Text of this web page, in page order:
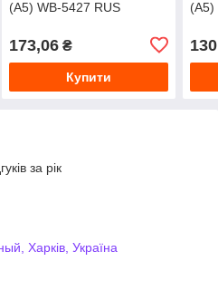
(A5) WB-5427 RUS
173,06₴
Купити
(A5)
за рік
Харків, Україна